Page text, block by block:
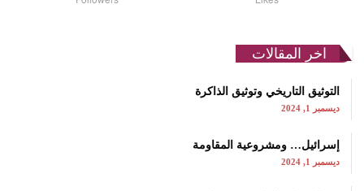
اخر المقالات
التوثيق التاريخي وتوثيق الذاكرة
ديسمبر 1, 2024
إسرائيل… ومشروعية المقاومة
ديسمبر 1, 2024